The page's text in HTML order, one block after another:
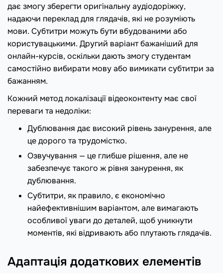
дає змогу зберегти оригінальну аудіодоріжку,
надаючи переклад для глядачів, які не розуміють
мови. Субтитри можуть бути вбудованими або
користувацькими. Другий варіант бажаніший для
онлайн-курсів, оскільки дають змогу студентам
самостійно вибирати мову або вимикати субтитри за
бажанням.
Кожний метод локалізації відеоконтенту має свої
переваги та недоліки:
Дублювання дає високий рівень занурення, але
це дорого та трудомістко.
Озвучування — це глибше рішення, але не
забезпечує такого ж рівня занурення, як
дублювання.
Субтитри, як правило, є економічно
найефективнішим варіантом, але вимагають
особливої уваги до деталей, щоб уникнути
моментів, які відривають або плутають глядачів.
Адаптація додаткових елементів